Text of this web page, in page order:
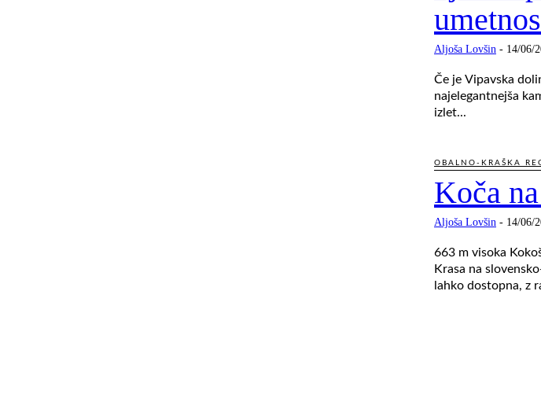
Aljoša Lovšin - 14/06/
Če je Vipavska
najelegantnejša
izlet...
OBALNO-KRAŠKA
Koča
Aljoša Lovšin - 14/06/
663 m visoka
Krasa na
lahko dostopna, z